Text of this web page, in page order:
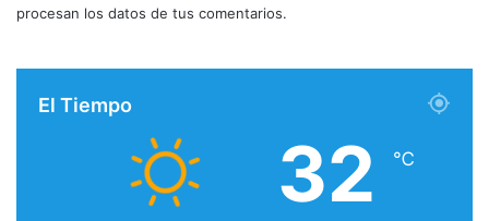
procesan los datos de tus comentarios.
El Tiempo
32 ℃